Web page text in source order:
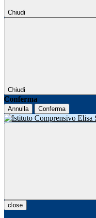
Chiudi
Chiudi
Conferma
Annulla Conferma
close